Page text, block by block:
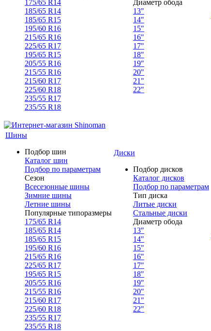
175/65 R14
185/65 R14
185/65 R15
195/60 R16
215/65 R16
225/65 R17
195/65 R15
205/55 R16
215/55 R16
215/60 R17
225/60 R18
235/55 R17
235/55 R18
Диаметр обода
13"
14"
15"
16"
17"
18"
19"
20"
21"
22"
Шины
Подбор шин
Каталог шин
Подбор по параметрам
Сезон
Всесезонные шины
Зимние шины
Летние шины
Популярные типоразмеры
175/65 R14
185/65 R14
185/65 R15
195/60 R16
215/65 R16
225/65 R17
195/65 R15
205/55 R16
215/55 R16
215/60 R17
225/60 R18
235/55 R17
235/55 R18
Диски
Подбор дисков
Каталог дисков
Подбор по параметрам
Тип диска
Литые диски
Стальные диски
Диаметр обода
13"
14"
15"
16"
17"
18"
19"
20"
21"
22"